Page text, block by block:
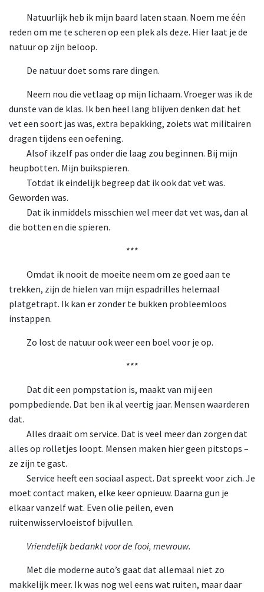
Natuurlijk heb ik mijn baard laten staan. Noem me één
reden om me te scheren op een plek als deze. Hier laat je de
natuur op zijn beloop.
De natuur doet soms rare dingen.
Neem nou die vetlaag op mijn lichaam. Vroeger was ik de
dunste van de klas. Ik ben heel lang blijven denken dat het
vet een soort jas was, extra bepakking, zoiets wat militairen
dragen tijdens een oefening.
Alsof ikzelf pas onder die laag zou beginnen. Bij mijn
heupbotten. Mijn buikspieren.
Totdat ik eindelijk begreep dat ik ook dat vet was.
Geworden was.
Dat ik inmiddels misschien wel meer dat vet was, dan al
die botten en die spieren.
***
Omdat ik nooit de moeite neem om ze goed aan te
trekken, zijn de hielen van mijn espadrilles helemaal
platgetrapt. Ik kan er zonder te bukken probleemloos
instappen.
Zo lost de natuur ook weer een boel voor je op.
***
Dat dit een pompstation is, maakt van mij een
pompbediende. Dat ben ik al veertig jaar. Mensen waarderen
dat.
Alles draait om service. Dat is veel meer dan zorgen dat
alles op rolletjes loopt. Mensen maken hier geen pitstops –
ze zijn te gast.
Service heeft een sociaal aspect. Dat spreekt voor zich. Je
moet contact maken, elke keer opnieuw. Daarna gun je
elkaar vanzelf wat. Even olie peilen, even
ruitenwisservloeistof bijvullen.
Vriendelijk bedankt voor de fooi, mevrouw.
Met die moderne auto’s gaat dat allemaal niet zo
makkelijk meer. Ik was nog wel eens wat ruiten, maar daar